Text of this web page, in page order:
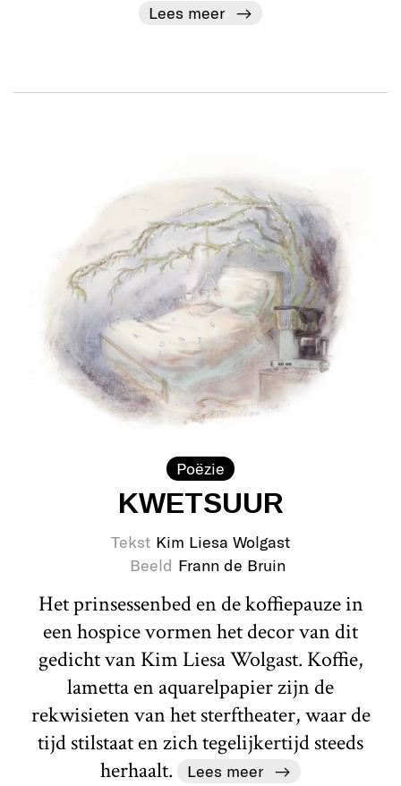
Lees meer
Poëzie
KWETSUUR
Tekst Kim Liesa Wolgast
Beeld Frann de Bruin
Het prinsessenbed en de koffiepauze in
een hospice vormen het decor van dit
gedicht van Kim Liesa Wolgast. Koffie,
lametta en aquarelpapier zijn de
rekwisieten van het sterftheater, waar de
tijd stilstaat en zich tegelijkertijd steeds
herhaalt.
Lees meer